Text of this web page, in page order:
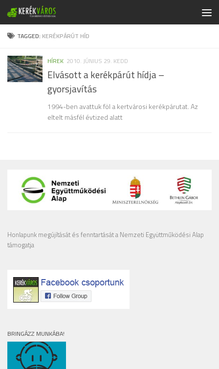
Skip to content
TAGGED: KERÉKPÁRÚT HÍD
HÍREK 2010. JÚNIUS 29. KEDD
Elvásott a kerékpárút hídja –
gyorsjavítás
1994-ben avattuk föl a kertvárosi kerékpárutat. Az
eltelt másfél évtized alatt
Honlapunk megújítását és fenntartását a Nemzeti Együttműködési Alap
támogatja
BRINGÁZZ MUNKÁBA!